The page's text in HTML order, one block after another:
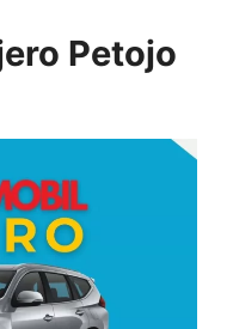
Petojo